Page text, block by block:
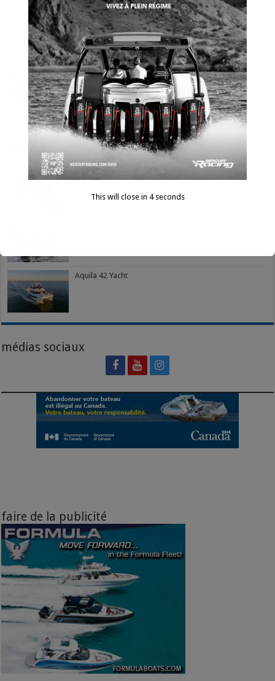
récent populaire commentaires balises
Bilan du Bateau à flot de Montréal 2025
Accessoires
Accessoires
Aquila 42 Yacht
médias sociaux
faire de la publicité
This will close in 3seconds